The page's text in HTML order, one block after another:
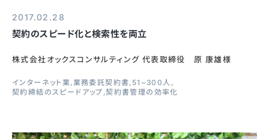
2017.02.28
契約のスピード化と検索性を両立
株式会社オックスコンサルティング 代表取締役 原 康雄様
インターネット業 業務委託契約書 51~300人
契約締結のスピードアップ 契約書管理の効率化